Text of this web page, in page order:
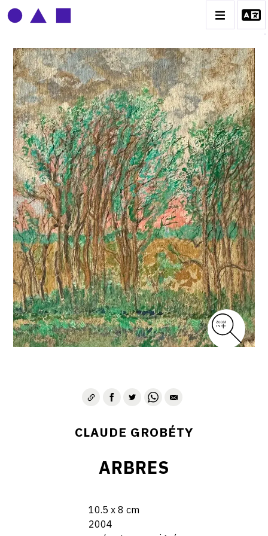
CLAUDE GROBÉTY
BIOGRAPHIE
CATALOGUE DES OEUVRES
CONTACT
CLAUDE GROBÉTY
ARBRES
10.5 x 8 cm
2004